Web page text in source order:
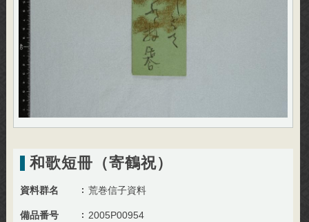
和歌短冊（寄鶴祝）
資料群名 荒巻信子資料
備品番号 2005P00954